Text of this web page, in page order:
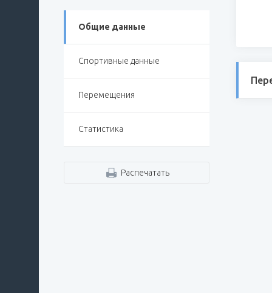
Общие данные
Спортивные данные
Перемещения
Статистика
Распечатать